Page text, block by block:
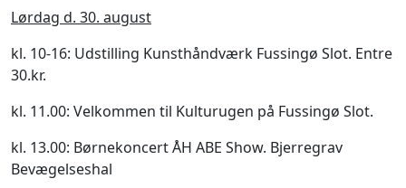
Lørdag d. 30. august
kl. 10-16: Udstilling Kunsthåndværk Fussingø Slot. Entre
30.kr.
kl. 11.00: Velkommen til Kulturugen på Fussingø Slot.
kl. 13.00: Børnekoncert ÅH ABE Show. Bjerregrav
Bevægelseshal